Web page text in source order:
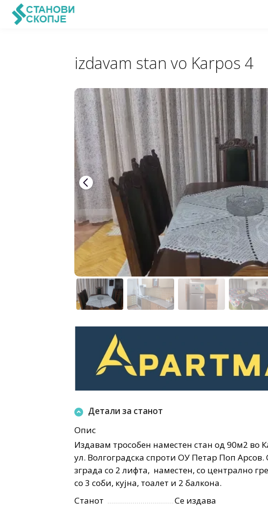
izdavam stan vo Karpos 4
Детали за станот
Опис
Издавам трособен наместен стан од 90м2 во
ул. Волгоградска спроти ОУ Петар Поп Арсов.
зграда со 2 лифта, наместен, со централно
со 3 соби, кујна, тоалет и 2 балкона.
Станот
Се издава